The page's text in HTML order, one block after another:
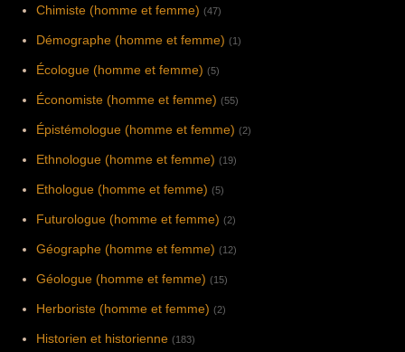
Chimiste (homme et femme) (47)
Démographe (homme et femme) (1)
Écologue (homme et femme) (5)
Économiste (homme et femme) (55)
Épistémologue (homme et femme) (2)
Ethnologue (homme et femme) (19)
Ethologue (homme et femme) (5)
Futurologue (homme et femme) (2)
Géographe (homme et femme) (12)
Géologue (homme et femme) (15)
Herboriste (homme et femme) (2)
Historien et historienne (183)